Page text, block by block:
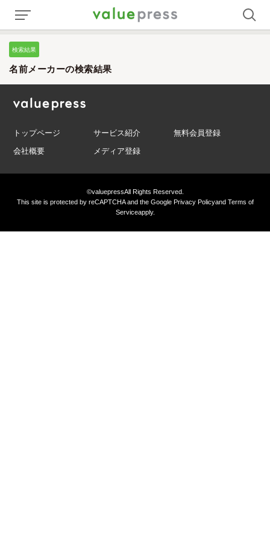
検索結果
名前メーカーの検索結果
トップページ サービス紹介
無料会員登録
会社概要
メディア登録
©valuepressAll Rights Reserved.
This site is protected by reCAPTCHA and the GooglePrivacy Policyand Terms of
Serviceapply.